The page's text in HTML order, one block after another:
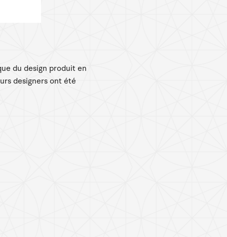
du design produit en
designers ont été